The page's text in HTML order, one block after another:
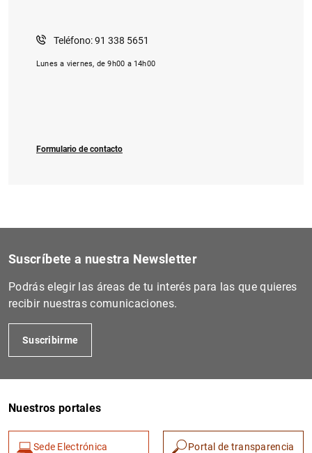
Teléfono: 91 338 5651
Lunes a viernes, de 9h00 a 14h00
Formulario de contacto
Suscríbete a nuestra Newsletter
Podrás elegir las áreas de tu interés para las que quieres
recibir nuestras comunicaciones.
Suscribirme
Nuestros portales
Sede Electrónica Portal de transparencia